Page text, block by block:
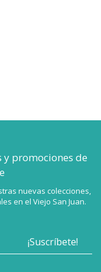
y promociones de
nuevas colecciones,
en el Viejo San Juan.